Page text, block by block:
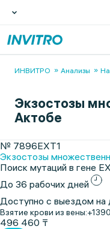
ИНВИТРО Анализы
Экзостозы
Актобе
№ 7896EXT1
Экзостозы
Поиск мутаций в гене
До 36 рабочих дней
Доступно с выездом на
Взятие крови из вены:
496 460 ₸